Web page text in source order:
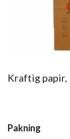
Kraftig
Pakning